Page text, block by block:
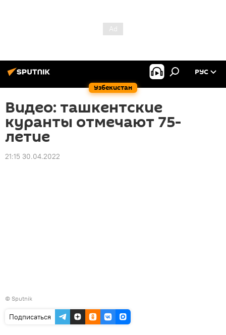
Узбекистан
РУС
Видео: ташкентские
куранты отмечают 75-
летие
21:15 30.04.2022
© Sputnik
Подписаться